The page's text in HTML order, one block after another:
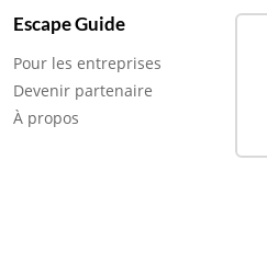
Escape Guide
Pour les entreprises
Devenir partenaire
À propos